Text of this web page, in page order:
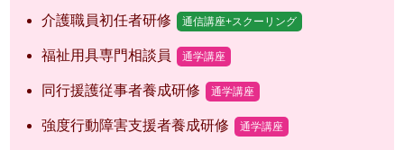
介護職員初任者研修 通信講座+スクーリング
福祉用具専門相談員 通学講座
同行援護従事者養成研修 通学講座
強度行動障害支援者養成研修 通学講座